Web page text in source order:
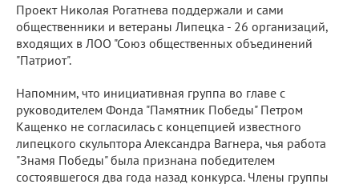
Проект Николая Рогатнева поддержали и сами
общественники и ветераны Липецка - 26 организаций,
входящих в ЛОО "Союз общественных объединений
"Патриот".
Напомним, что инициативная группа во главе с
руководителем Фонда "Памятник Победы" Петром
Кащенко не согласилась с концепцией известного
липецкого скульптора Александра Вагнера, чья работа
"Знамя Победы" была признана победителем
состоявшегося два года назад конкурса. Члены группы